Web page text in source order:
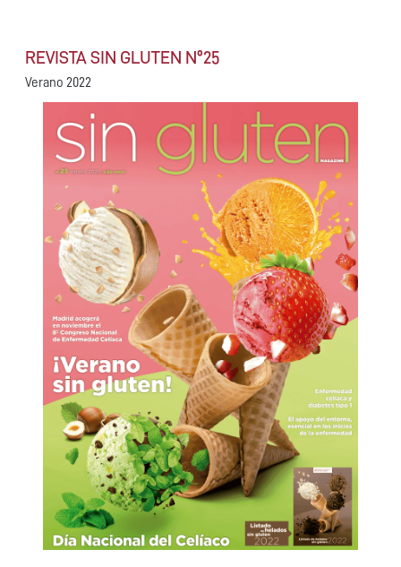
REVISTA SIN GLUTEN Nº25
Verano 2022